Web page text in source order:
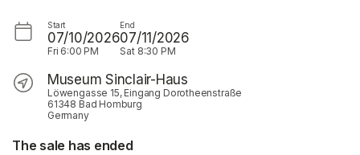
Start
07/10/2026
Fri 6:00 PM
End
07/11/2026
Sat 8:30 PM
Museum Sinclair-Haus
Löwengasse 15, Eingang Dorotheenstraße
61348 Bad Homburg
Germany
The sale has ended